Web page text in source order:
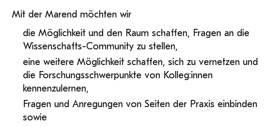
Mit der Marend möchten wir
die Möglichkeit und den Raum schaffen, Fragen an die
Wissenschafts-Community zu stellen,
eine weitere Möglichkeit schaffen, sich zu vernetzen und
die Forschungsschwerpunkte von Kolleg:innen
kennenzulernen,
Fragen und Anregungen von Seiten der Praxis einbinden
sowie